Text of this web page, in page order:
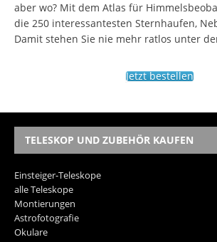
aber wo? Mit dem Atlas für
die 250 interessantesten Sternhaufen,
Damit stehen Sie nie mehr ratlos unter
Jetzt bestellen
TELESKOP UND ZUBEHÖR KAUFEN
Einsteiger-Teleskope
alle Teleskope
Montierungen
Astrofotografie
Okulare